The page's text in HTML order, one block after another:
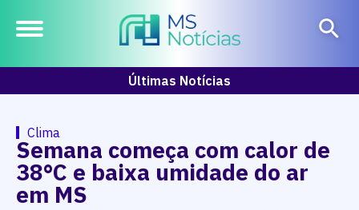
Últimas Notícias
Clima
Semana começa com calor de
38°C e baixa umidade do ar
em MS